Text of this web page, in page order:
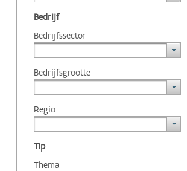
Bedrijf
Bedrijfssector
Bedrijfsgrootte
Regio
Tip
Thema